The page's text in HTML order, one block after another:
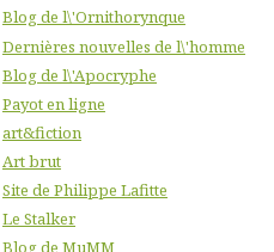
Blog de l\'Ornithorynque
Dernières nouvelles de l\'homme
Blog de l\'Apocryphe
Payot en ligne
art&fiction
Art brut
Site de Philippe Lafitte
Le Stalker